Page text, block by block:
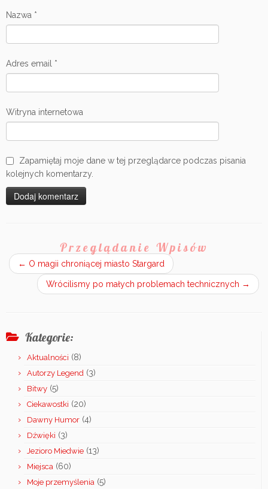
Nazwa *
Adres email *
Witryna internetowa
Zapamiętaj moje dane w tej przeglądarce podczas pisania
kolejnych komentarzy.
Przeglądanie Wpisów
← O magii chroniącej miasto Stargard
Wrócilismy po małych problemach technicznych →
Kategorie:
Aktualności (8)
Autorzy Legend (3)
Bitwy (5)
Ciekawostki (20)
Dawny Humor (4)
Dźwięki (3)
Jezioro Miedwie (13)
Miejsca (60)
Moje przemyślenia (5)